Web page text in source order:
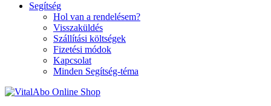
Segítség
Hol van a rendelésem?
Visszaküldés
Szállítási költségek
Fizetési módok
Kapcsolat
Minden Segítség-téma